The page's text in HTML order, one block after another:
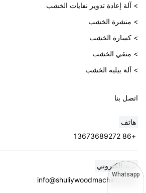
> آلة إعادة تدوير نفايات الخشب
> منشرة الخشب
> كسارة الخشب
> منقي الخشب
> آلة بيليه الخشب
اتصل بنا
هاتف
+86 13673689272
بريد إلكتروني
info@shuliywoodmachine.com
Whatsapp